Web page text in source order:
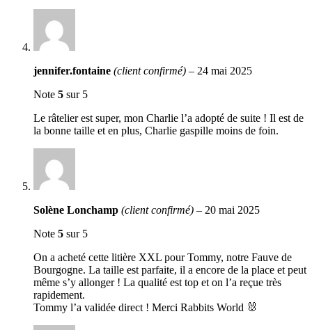
jennifer.fontaine (client confirmé) – 24 mai 2025
Note 5 sur 5
Le râtelier est super, mon Charlie l’a adopté de suite ! Il est de
la bonne taille et en plus, Charlie gaspille moins de foin.
Solène Lonchamp (client confirmé) – 20 mai 2025
Note 5 sur 5
On a acheté cette litière XXL pour Tommy, notre Fauve de
Bourgogne. La taille est parfaite, il a encore de la place et peut
même s’y allonger ! La qualité est top et on l’a reçue très
rapidement.
Tommy l’a validée direct ! Merci Rabbits World 🐰